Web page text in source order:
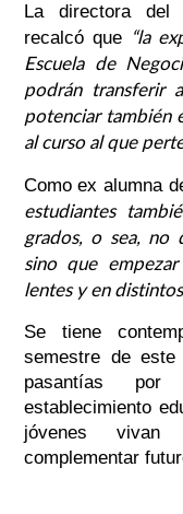
La directora del
recalcó que “la
Escuela de
podrán transferir
potenciar también
al curso al que
Como ex alumna
estudiantes
grados, o sea, no
sino que
lentes y en
Se tiene
semestre de este
pasantías
establecimiento
jóvenes
complementar